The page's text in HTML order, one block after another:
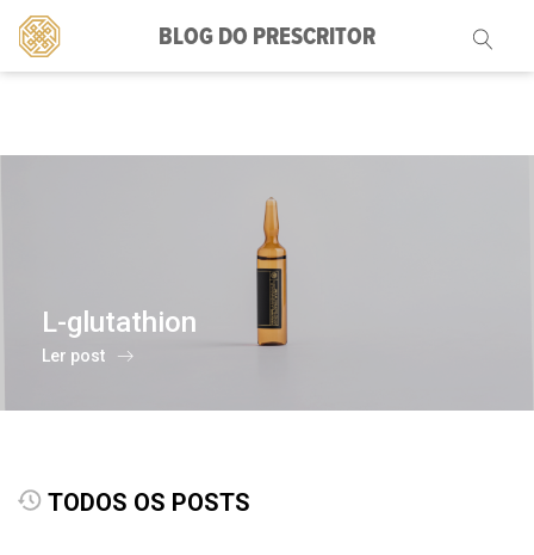
BLOG DO PRESCRITOR
Pesquisar
por:
L-glutathion
Ler post
TODOS OS POSTS